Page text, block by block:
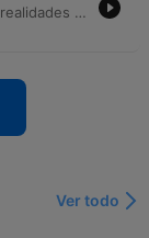
Este episodio ofrece un recorrido por diversas realidades sociales y reflexiones personales, comenzando con un tributo a las madres de niños con necesidades especiales y abordando la crisis de personas sin hogar en Los Ángeles. El programa transita entre noticias internacionales, como los movimientos legales de Donald Trump, y temas de cultura popular, incluyendo curiosidades sobre celebridades y el mundo del espectáculo. A través de crónicas de sucesos y asesoría legal, se exploran temas profundos como la importancia de la integridad, las consecuencias de la arrogancia y la lucha contra las adicciones. El episodio concluye con un debate sobre la ética en las instituciones religiosas y la responsabilidad de abordar temas polémicos para fomentar la reflexión social.
Ver todo